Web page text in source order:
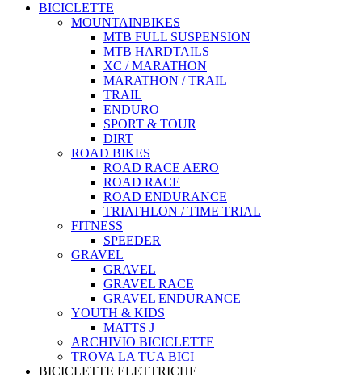
BICICLETTE
MOUNTAINBIKES
MTB FULL SUSPENSION
MTB HARDTAILS
XC / MARATHON
MARATHON / TRAIL
TRAIL
ENDURO
SPORT & TOUR
DIRT
ROAD BIKES
ROAD RACE AERO
ROAD RACE
ROAD ENDURANCE
TRIATHLON / TIME TRIAL
FITNESS
SPEEDER
GRAVEL
GRAVEL
GRAVEL RACE
GRAVEL ENDURANCE
YOUTH & KIDS
MATTS J
ARCHIVIO BICICLETTE
TROVA LA TUA BICI
BICICLETTE ELETTRICHE